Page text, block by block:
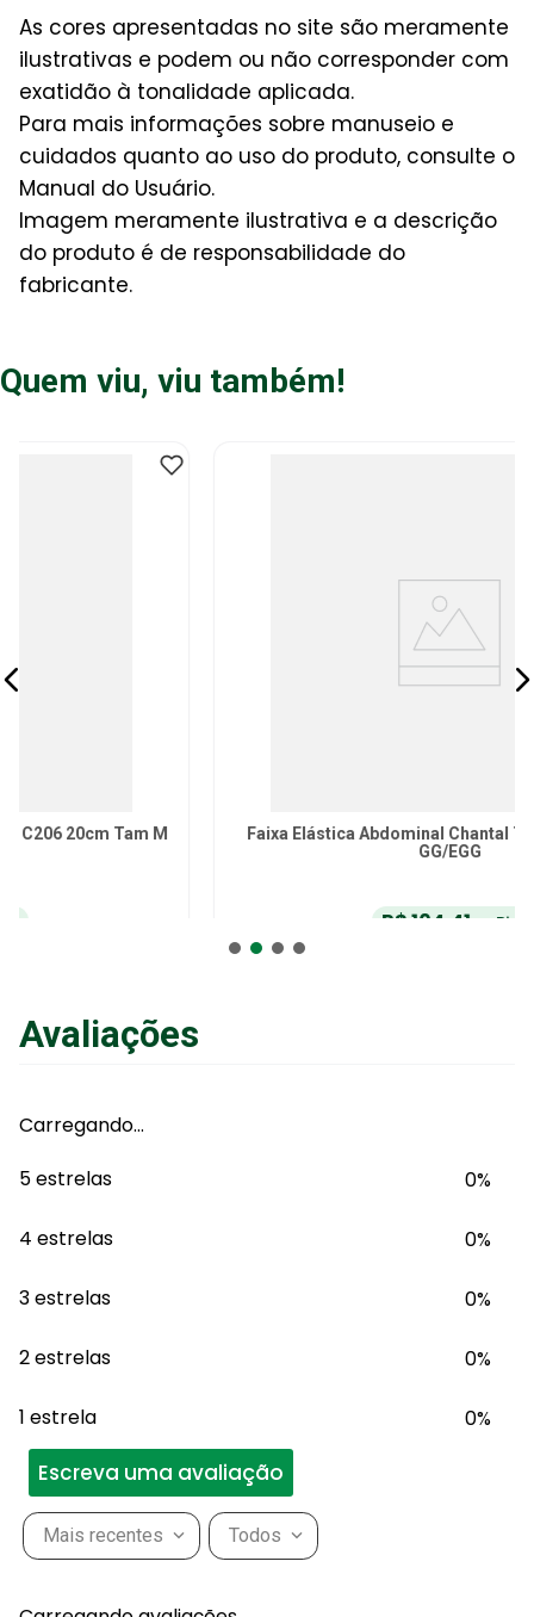
As cores apresentadas no site são meramente
ilustrativas e podem ou não corresponder com
exatidão à tonalidade aplicada.
Para mais informações sobre manuseio e
cuidados quanto ao uso do produto, consulte o
Manual do Usuário.
Imagem meramente ilustrativa e a descrição
do produto é de responsabilidade do
fabricante.
Quem viu, viu também!
Faixa Elástica Abdominal Chantal Três Painéis Tam
109,90em até
Adicionar ao Carrinho
Avaliações
Carregando…
5 estrelas
0%
4 estrelas 0%
3 estrelas 0%
2 estrelas 0%
1 estrela 0%
Escreva uma avaliação
Mais recentes Todos